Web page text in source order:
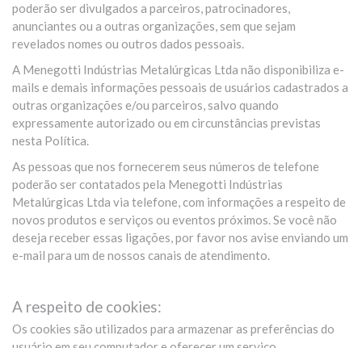
poderão ser divulgados a parceiros, patrocinadores,
anunciantes ou a outras organizações, sem que sejam
revelados nomes ou outros dados pessoais.
A Menegotti Indústrias Metalúrgicas Ltda não disponibiliza e-
mails e demais informações pessoais de usuários cadastrados a
outras organizações e/ou parceiros, salvo quando
expressamente autorizado ou em circunstâncias previstas
nesta Política.
As pessoas que nos fornecerem seus números de telefone
poderão ser contatados pela Menegotti Indústrias
Metalúrgicas Ltda via telefone, com informações a respeito de
novos produtos e serviços ou eventos próximos. Se você não
deseja receber essas ligações, por favor nos avise enviando um
e-mail para um de nossos canais de atendimento.
A respeito de cookies:
Os cookies são utilizados para armazenar as preferências do